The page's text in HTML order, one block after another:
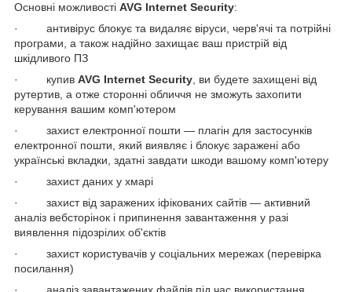
Основні можливості AVG Internet Security:
· антивірус блокує та видаляє віруси, черв'ячі та потрійні
програми, а також надійно захищає ваш пристрій від
шкідливого ПЗ
· купив AVG Internet Security, ви будете захищені від
рутертив, а отже сторонні обличчя не зможуть захопити
керування вашим комп'ютером
· захист електронної пошти — плагін для застосунків
електронної пошти, який виявляє і блокує заражені або
українські вкладки, здатні завдати шкоди вашому комп'ютеру
· захист даних у хмарі
· захист від заражених іфікованих сайтів — активний
аналіз вебсторінок і припинення завантаження у разі
виявлення підозрілих об'єктів
· захист користувачів у соціальних мережах (перевірка
посилання)